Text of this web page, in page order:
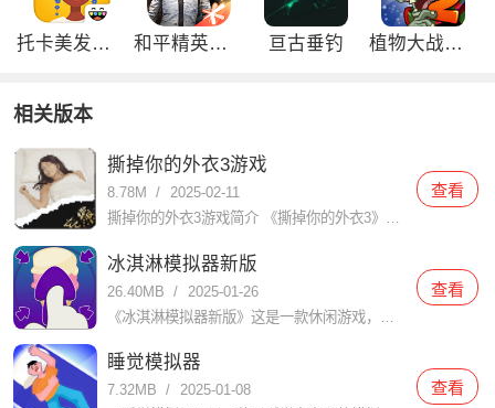
托卡美发沙龙4可化妆版 和平精英刺激归来版 亘古垂钓 植物大战僵尸2双旦内购免费版
相关版本
撕掉你的外衣3游戏
8.78M / 2025-02-11
撕掉你的外衣3游戏简介 《撕掉你的外衣3》是一款充满创意和挑战的休闲益智游戏，以其独特的玩法和引人入胜的剧情吸引了大量玩家。在游戏中，玩家需要通过智慧和策略解开谜题，帮助角色逐步撕掉外衣，展现其真实魅
查看
冰淇淋模拟器新版
26.40MB /
2025-01-26
查看
睡觉模拟器
7.32MB / 2025-01-08
查看